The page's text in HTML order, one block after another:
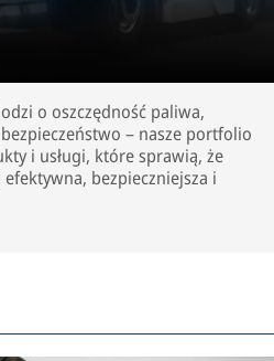
o oszczędność paliwa,
– nasze portfolio
i usługi, które sprawią, że
bezpieczniejsza i